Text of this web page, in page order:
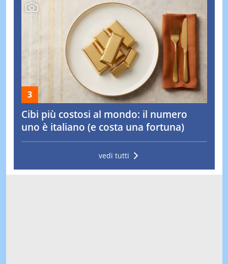
Cibi più costosi al mondo: il numero
uno è italiano (e costa una fortuna)
vedi tutti